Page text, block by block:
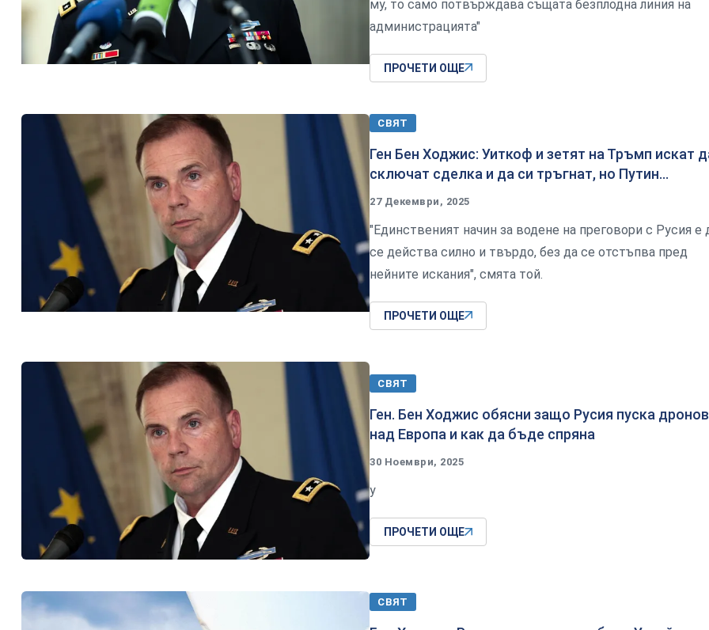
му, то само потвърждава същата безплодна линия на
администрацията"
ПРОЧЕТИ ОЩЕ
СВЯТ
Ген Бен Ходжис: Уиткоф и зетят на Тръмп искат
сключат сделка и да си тръгнат, но Путин...
27 Декември, 2025
"Единственият начин за водене на преговори с Русия е
се действа силно и твърдо, без да се отстъпва пред
нейните искания", смята той.
ПРОЧЕТИ ОЩЕ
СВЯТ
Ген. Бен Ходжис обясни защо Русия пуска
над Европа и как да бъде спряна
30 Ноември, 2025
у
ПРОЧЕТИ ОЩЕ
СВЯТ